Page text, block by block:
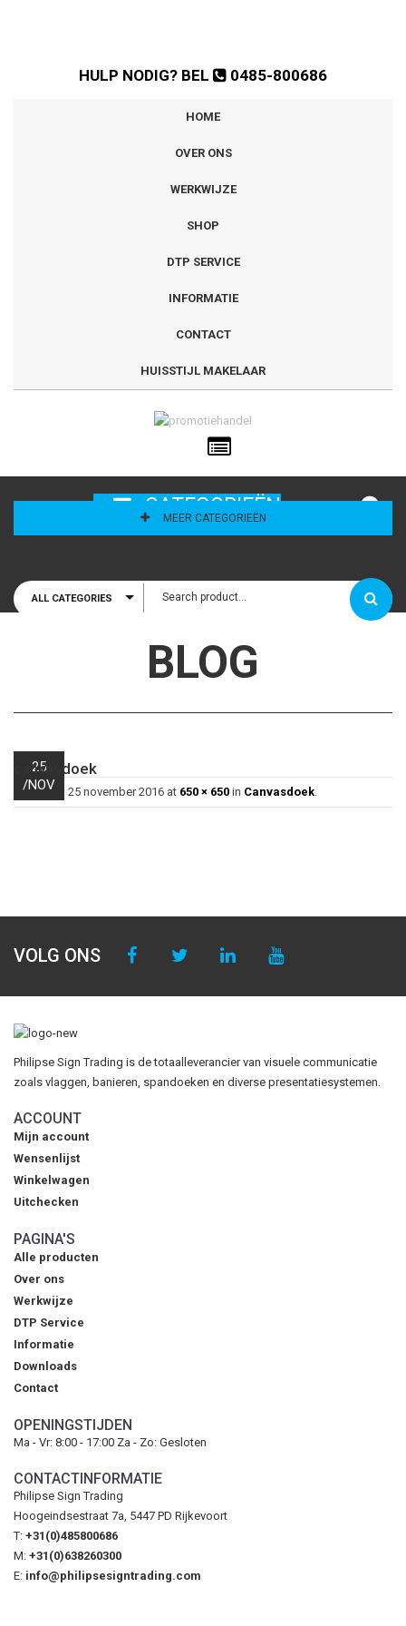
HULP NODIG? BEL 0485-800686
HOME
OVER ONS
WERKWIJZE
SHOP
DTP SERVICE
INFORMATIE
CONTACT
HUISSTIJL MAKELAAR
CATEGORIEËN
MEER CATEGORIEËN
ALL CATEGORIES
BLOG
25
/NOV
canvasdoek
Published 25 november 2016 at 650 × 650 in Canvasdoek
VOLG ONS
Philipse Sign Trading is de totaalleverancier van visuele communicatie
zoals vlaggen, banieren, spandoeken en diverse presentatiesystemen.
ACCOUNT
Mijn account
Wensenlijst
Winkelwagen
Uitchecken
PAGINA'S
Alle producten
Over ons
Werkwijze
DTP Service
Informatie
Downloads
Contact
OPENINGSTIJDEN
Ma - Vr: 8:00 - 17:00 Za - Zo: Gesloten
CONTACTINFORMATIE
Philipse Sign Trading
Hoogeindsestraat 7a, 5447 PD Rijkevoort
T: +31(0)485800686
M: +31(0)638260300
E: info@philipsesigntrading.com